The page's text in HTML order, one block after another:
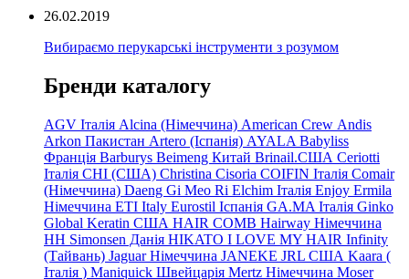
26.02.2019
Вибираємо перукарські інструменти з розумом
Бренди каталогу
AGV Італія Alcina (Німеччина) American Crew Andis
Arkon Пакистан Artero (Іспанія) AYALA Babyliss
Франція Barburys Beimeng Китай Brinail.США Ceriotti
Італія CHI (США) Christina Cisoria COIFIN Італія Comair
(Німеччина) Daeng Gi Meo Ri Elchim Італія Enjoy Ermila
Німеччина ETI Italy Eurostil Іспанія GA.MA Італія Ginko
Global Keratin США HAIR COMB Hairway Німеччина
HH Simonsen Данія HIKATO I LOVE MY HAIR Infinity
(Тайвань) Jaguar Німеччина JANEKE JRL США Kaara (
Італія ) Maniquick Швейцарія Mertz Німеччина Moser